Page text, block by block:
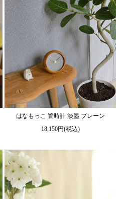
はなもっこ 置時計 淡墨 プレーン
18,150円(税込)